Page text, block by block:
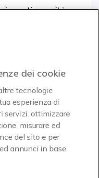
sconti e novità
assoluta sicurezza
dei cookie
tecnologie
esperienza di
servizi, ottimizzare
misurare ed
del sito e per
annunci in base